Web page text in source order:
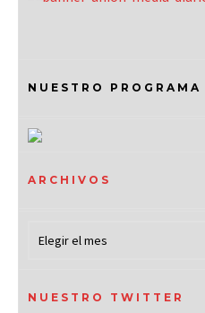
NUESTRO
ARCHIVOS
NUESTRO TWITTER